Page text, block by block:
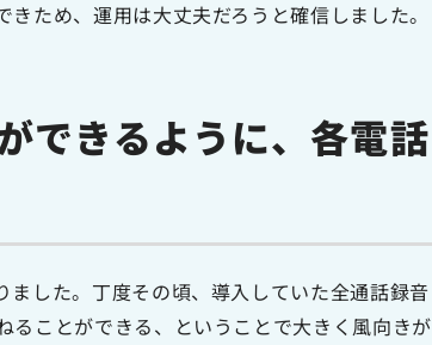
ため、運用は大丈夫だろうと確信しました。
できるように、各電話
した。丁度その頃、導入していた全通話録音
ことができる、ということで大きく風向きが